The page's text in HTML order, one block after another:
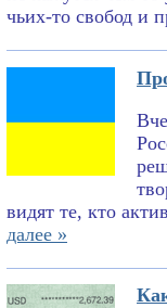
чьих-то свобод и
видят те, кто
далее »